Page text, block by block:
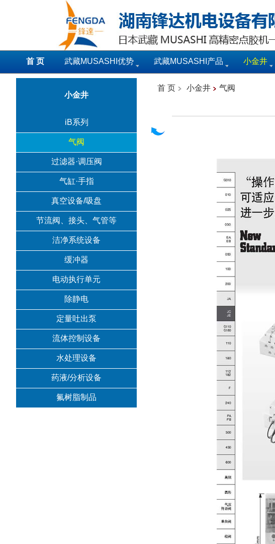
首 页 武藏MUSASHI优势 武藏MUSASHI产品 小金井
小金井
iB系列
气阀
过滤器·调压阀
气缸·手指
真空设备/吸盘
节流阀、接头、气管等
洁净系统设备
缓冲器
电动执行单元
除静电
定量吐出泵
流体控制设备
水处理设备
药液/分析设备
氟树脂制品
首 页 小金井 气阀